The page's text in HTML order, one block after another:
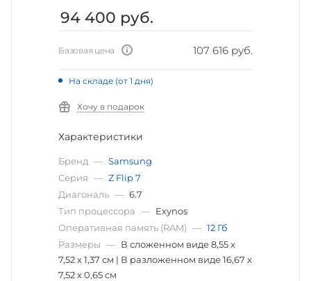
94 400 руб.
Базовая цена 107 616 руб.
На складе (от 1 дня)
Хочу в подарок
Характеристики
Бренд — Samsung
Серия — Z Flip 7
Диагональ — 6.7
Тип процессора — Exynos
Оперативная память (RAM) — 12 Гб
Размеры — В сложенном виде 8,55 x
7,52 x 1,37 см | В разложенном виде 16,67 x
7,52 x 0,65 см